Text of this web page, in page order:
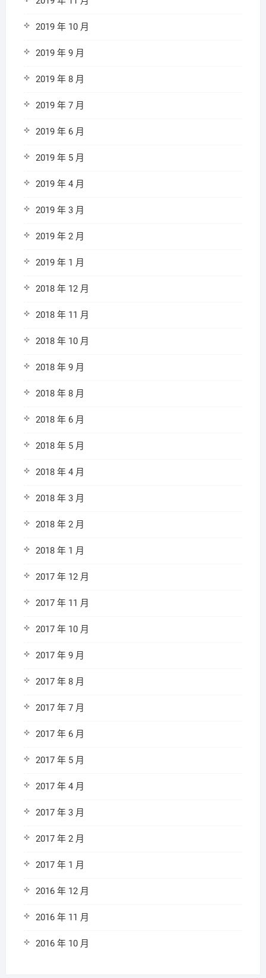
2019 年 10 月
2019 年 9 月
2019 年 8 月
2019 年 7 月
2019 年 6 月
2019 年 5 月
2019 年 4 月
2019 年 3 月
2019 年 2 月
2019 年 1 月
2018 年 12 月
2018 年 11 月
2018 年 10 月
2018 年 9 月
2018 年 8 月
2018 年 6 月
2018 年 5 月
2018 年 4 月
2018 年 3 月
2018 年 2 月
2018 年 1 月
2017 年 12 月
2017 年 11 月
2017 年 10 月
2017 年 9 月
2017 年 8 月
2017 年 7 月
2017 年 6 月
2017 年 5 月
2017 年 4 月
2017 年 3 月
2017 年 2 月
2017 年 1 月
2016 年 12 月
2016 年 11 月
2016 年 10 月